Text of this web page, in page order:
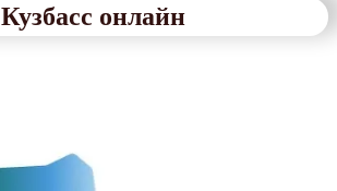
Кузбасс онлайн